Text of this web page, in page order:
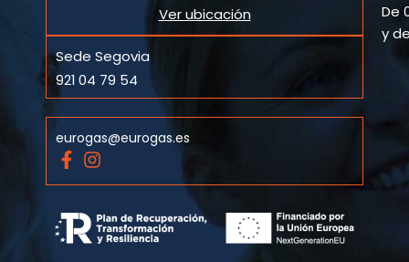
Ver ubicación
Sede Segovia
921 04 79 54
eurogas@eurogas.es
F
a
c
e
b
o
I
n
s
t
a
g
De
y